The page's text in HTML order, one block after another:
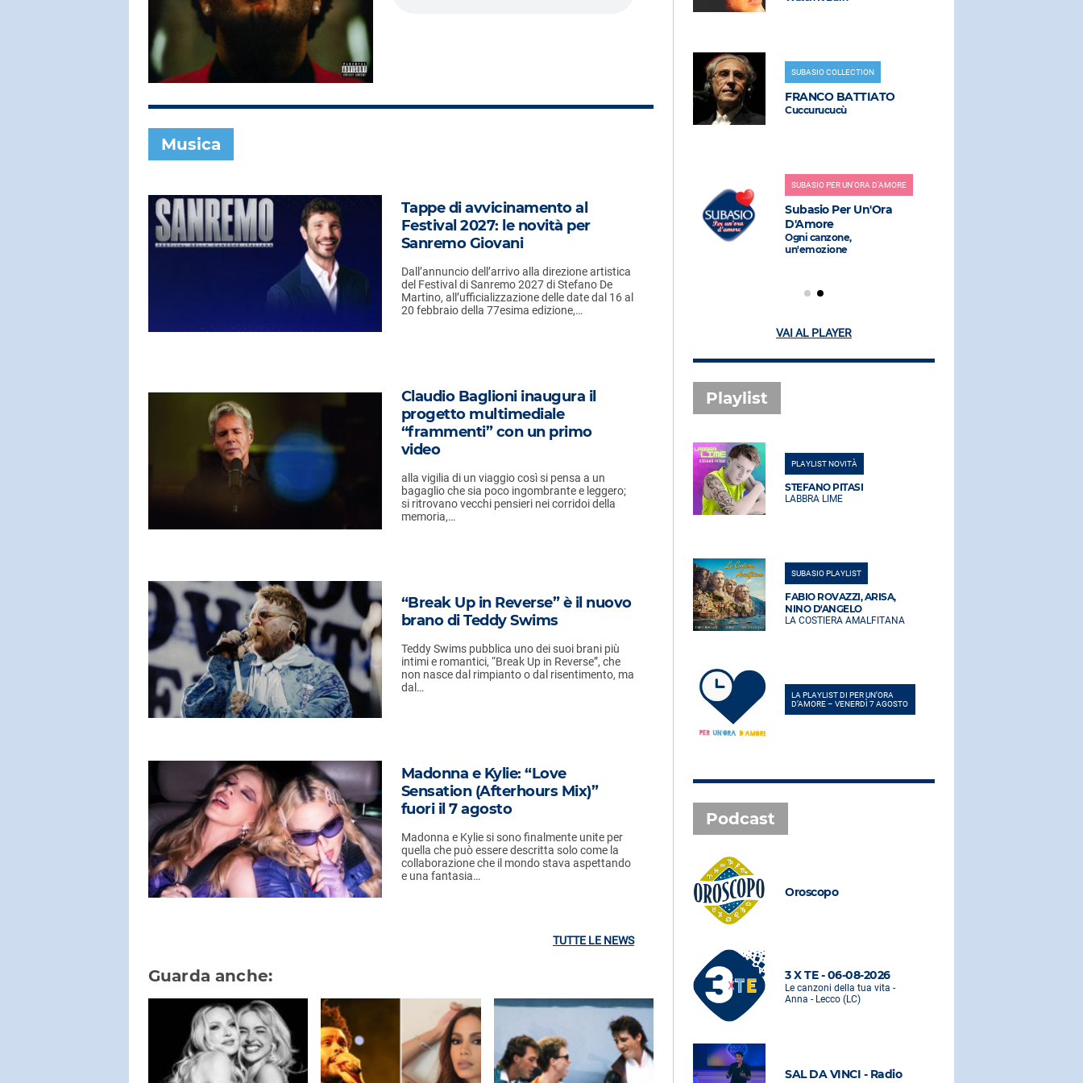
Musica
Tappe di avvicinamento al
Festival 2027: le novità per
Sanremo Giovani
Dall’annuncio dell’arrivo alla direzione artistica
del Festival di Sanremo 2027 di Stefano De
Martino, all’ufficializzazione delle date dal 16 al
20 febbraio della 77esima edizione,…
Claudio Baglioni inaugura il
progetto multimediale
“frammenti” con un primo
video
alla vigilia di un viaggio così si pensa a un
bagaglio che sia poco ingombrante e leggero;
si ritrovano vecchi pensieri nei corridoi della
memoria,…
“Break Up in Reverse” è il nuovo
brano di Teddy Swims
Teddy Swims pubblica uno dei suoi brani più
intimi e romantici, “Break Up in Reverse”, che
non nasce dal rimpianto o dal risentimento, ma
dal…
Madonna e Kylie: “Love
Sensation (Afterhours Mix)”
fuori il 7 agosto
Madonna e Kylie si sono finalmente unite per
quella che può essere descritta solo come la
collaborazione che il mondo stava aspettando
e una fantasia…
TUTTE LE NEWS
Guarda anche:
SUBASIO COLLECTION
Cuccurucucù
Subasio Per Un'Ora
D'Amore
Ogni canzone,
un'emozione
Luther (Feat. SZA)
M ROBIN SCOTT
Pop Muzik
SUBASIO COLLECTION
FRANCO BATTIATO
Cuccurucucù
SUBASIO PER UN'ORA D'AMORE
Subasio Per Un'Ora
D'Amore
Ogni canzone,
un'emozione
VAI AL PLAYER
Playlist
STEFANO PITASI
LABBRA LIME
FABIO ROVAZZI, ARISA,
NINO D'ANGELO
LA COSTIERA AMALFITANA
PLAYLIST NOVITÀ
STEFANO PITASI
LABBRA LIME
SUBASIO PLAYLIST
FABIO ROVAZZI, ARISA,
NINO D'ANGELO
LA COSTIERA AMALFITANA
LA PLAYLIST DI PER UN’ORA
D’AMORE – VENERDÌ 7 AGOSTO
Podcast
Anna - Lecco (LC)
SAL DA VINCI - Radio
Oroscopo
3 X TE - 06-08-2026
Le canzoni della tua vita -
Anna - Lecco (LC)
SAL DA VINCI - Radio